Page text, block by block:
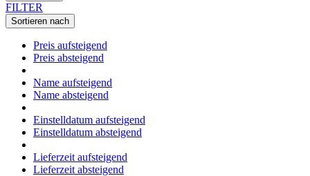
FILTER
Sortieren nach
Preis aufsteigend
Preis absteigend
Name aufsteigend
Name absteigend
Einstelldatum aufsteigend
Einstelldatum absteigend
Lieferzeit aufsteigend
Lieferzeit absteigend